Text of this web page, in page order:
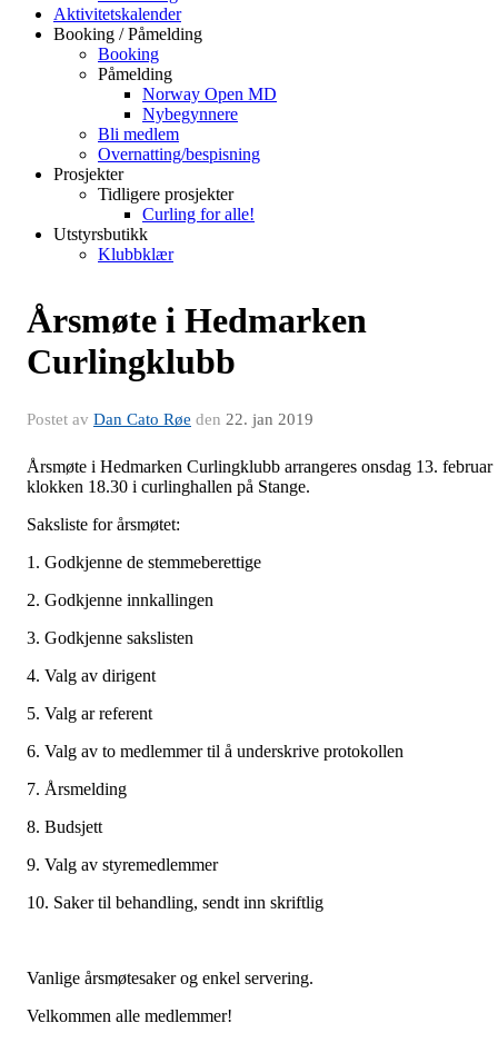
Aktivitetskalender
Booking / Påmelding
Booking
Påmelding
Norway Open MD
Nybegynnere
Bli medlem
Overnatting/bespisning
Prosjekter
Tidligere prosjekter
Curling for alle!
Utstyrsbutikk
Klubbklær
Årsmøte i Hedmarken
Curlingklubb
Postet av Dan Cato Røe den 22. jan 2019
Årsmøte i Hedmarken Curlingklubb arrangeres onsdag 13. februar
klokken 18.30 i curlinghallen på Stange.
Saksliste for årsmøtet:
1. Godkjenne de stemmeberettige
2. Godkjenne innkallingen
3. Godkjenne sakslisten
4. Valg av dirigent
5. Valg ar referent
6. Valg av to medlemmer til å underskrive protokollen
7. Årsmelding
8. Budsjett
9. Valg av styremedlemmer
10. Saker til behandling, sendt inn skriftlig
Vanlige årsmøtesaker og enkel servering.
Velkommen alle medlemmer!